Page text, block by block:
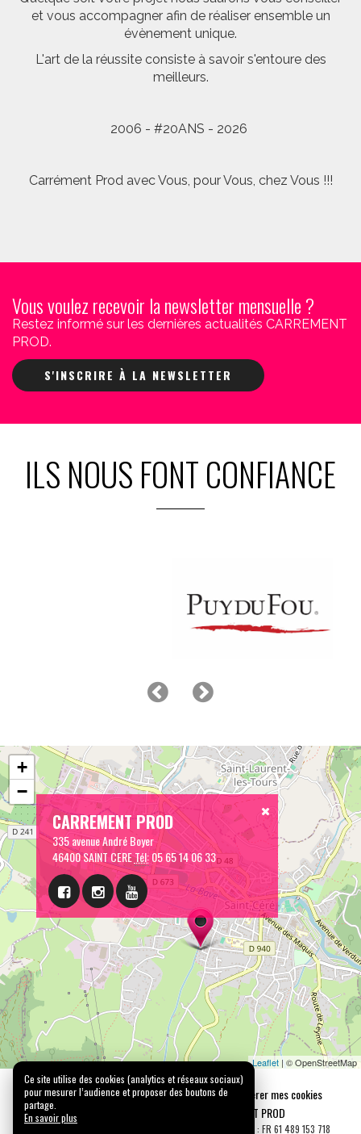
et vous accompagner afin de réaliser ensemble un
évènement unique.
L'art de la réussite consiste à savoir s'entoure des
meilleurs.
2006 - #20ANS - 2026
Carrément Prod avec Vous, pour Vous, chez Vous !!!
Vous voulez recevoir la newsletter mensuelle ?
Restez informé sur les dernières actualités CARREMENT
PROD.
S'INSCRIRE À LA NEWSLETTER
ILS NOUS FONT CONFIANCE
CARREMENT PROD
335 avenue André Boyer
46400 SAINT CERETél:05 65 14 06 33
+
Leaflet| © OpenStreetMap
Ce site utilise des cookies (analytics et réseaux sociaux)
pour mesurer l’audience et proposer des boutons de
partage.
En savoir plus